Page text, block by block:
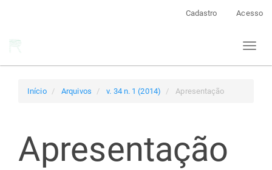
Cadastro Acesso
Toggle
Início Arquivos v. 34 n. 1 (2014) Apresentação
Apresentação